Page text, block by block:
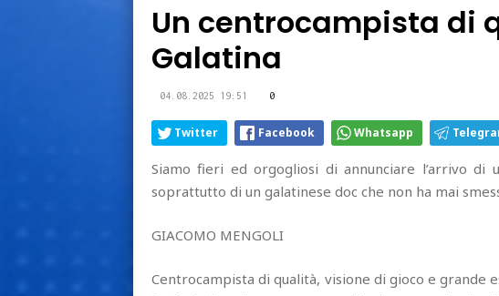
Un centrocampista di
Galatina
04.08.2025 19:51 0
Twitter Facebook Whatsapp
Siamo fieri ed orgogliosi di annunciare l’arrivo di
soprattutto di un galatinese doc che non ha mai
GIACOMO MENGOLI
Centrocampista di qualità, visione di gioco e grande